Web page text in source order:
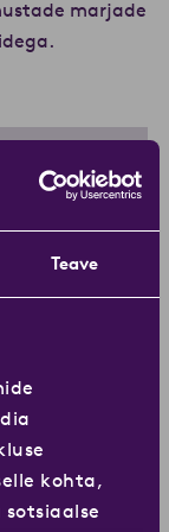
Teave
kohta,
marjade